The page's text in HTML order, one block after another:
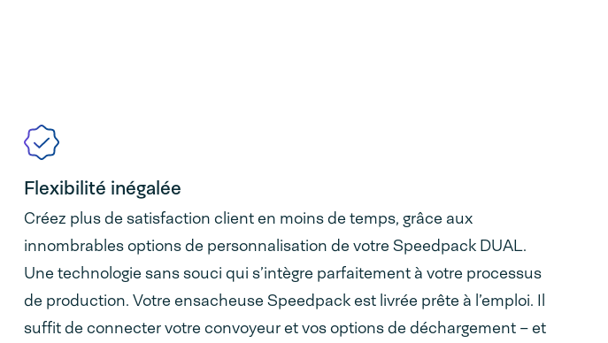
Flexibilité inégalée
Créez plus de satisfaction client en moins de temps, grâce aux
innombrables options de personnalisation de votre Speedpack DUAL.
Une technologie sans souci qui s’intègre parfaitement à votre processus
de production. Votre ensacheuse Speedpack est livrée prête à l’emploi. Il
suffit de connecter votre convoyeur et vos options de déchargement – et